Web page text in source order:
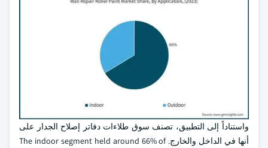
واستناداً إلى التطبيق، تصنف سوق طلاءات دفاتر إصلاح الجدار على
أنها في الداخل والخارج. The indoor segment held around 66% of